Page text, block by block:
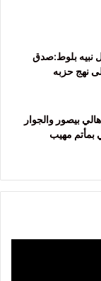
نبيه بلوط:صدق
نهج حزبه
بيصور والجوار
بمأتم مهيب